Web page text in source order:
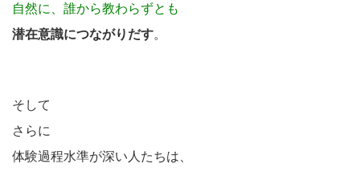
自然に、誰から教わらずとも
潜在意識につながりだす。
そして
さらに
体験過程水準が深い人たちは、